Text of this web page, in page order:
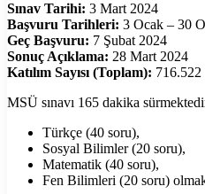
Sınav Tarihi: 3 Mart 2024
Başvuru Tarihleri: 3 Ocak – 30
Geç Başvuru: 7 Şubat 2024
Sonuç Açıklama: 28 Mart 2024
Katılım Sayısı (Toplam):
MSÜ sınavı 165 dakika
Türkçe (40 soru),
Sosyal Bilimler (20 soru),
Matematik (40 soru),
Fen Bilimleri (20 soru)